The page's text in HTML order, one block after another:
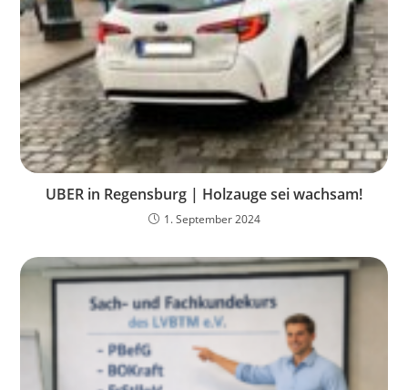
UBER in Regensburg | Holzauge sei wachsam!
1. September 2024